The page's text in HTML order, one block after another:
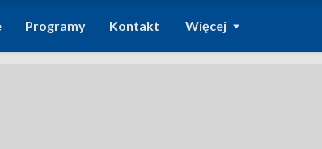
Programy Kontakt Więcej